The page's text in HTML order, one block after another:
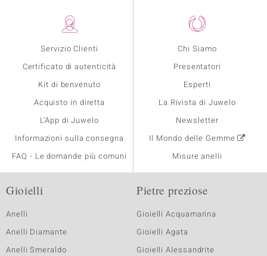
Servizio Clienti
Certificato di autenticità
Kit di benvenuto
Acquisto in diretta
L'App di Juwelo
Informazioni sulla consegna
FAQ - Le domande più comuni
Chi Siamo
Presentatori
Esperti
La Rivista di Juwelo
Newsletter
Il Mondo delle Gemme
Misure anelli
Gioielli
Anelli
Anelli Diamante
Anelli Smeraldo
Pietre preziose
Gioielli Acquamarina
Gioielli Agata
Gioielli Alessandrite